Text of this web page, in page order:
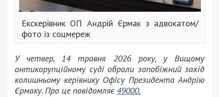
Екскерівник ОП Андрій Єрмак з адвокатом/
фото із соцмереж
У четвер, 14 травня 2026 року, у Вищому
антикорупційному суді обрали запобіжний захід
колишньому керівнику Офісу Президента Андрію
Єрмаку. Про це повідомляє 49000.